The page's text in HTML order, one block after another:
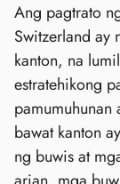
Ang pagtrato
Switzerland ay
kanton, na
estratehikong
bawat kanton
ng buwis at